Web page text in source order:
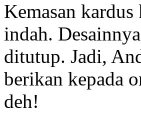
Kemasan
indah.
ditutup. Jadi,
berikan kepada
deh!